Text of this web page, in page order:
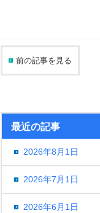
前の記事を見る
最近の記事
2026年8月1日
2026年7月1日
2026年6月1日